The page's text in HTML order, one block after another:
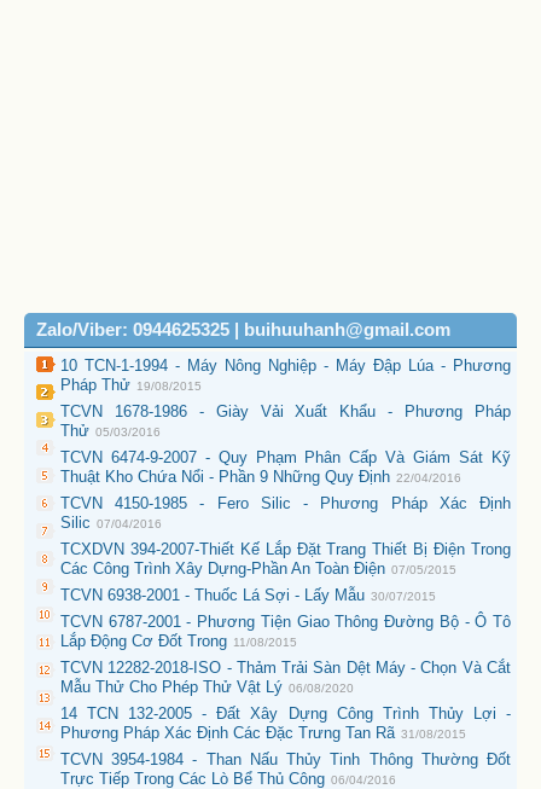
Zalo/Viber: 0944625325 | buihuuhanh@gmail.com
10 TCN-1-1994 - Máy Nông Nghiệp - Máy Đập Lúa - Phương
Pháp Thử 19/08/2015
TCVN 1678-1986 - Giày Vải Xuất Khẩu - Phương Pháp
Thử 05/03/2016
TCVN 6474-9-2007 - Quy Phạm Phân Cấp Và Giám Sát Kỹ
Thuật Kho Chứa Nổi - Phần 9 Những Quy Định 22/04/2016
TCVN 4150-1985 - Fero Silic - Phương Pháp Xác Định
Silic 07/04/2016
TCXDVN 394-2007-Thiết Kế Lắp Đặt Trang Thiết Bị Điện Trong
Các Công Trình Xây Dựng-Phần An Toàn Điện 07/05/2015
TCVN 6938-2001 - Thuốc Lá Sợi - Lấy Mẫu 30/07/2015
TCVN 6787-2001 - Phương Tiện Giao Thông Đường Bộ - Ô Tô
Lắp Động Cơ Đốt Trong 11/08/2015
TCVN 12282-2018-ISO - Thảm Trải Sàn Dệt Máy - Chọn Và Cắt
Mẫu Thử Cho Phép Thử Vật Lý 06/08/2020
14 TCN 132-2005 - Đất Xây Dựng Công Trình Thủy Lợi -
Phương Pháp Xác Định Các Đặc Trưng Tan Rã 31/08/2015
TCVN 3954-1984 - Than Nấu Thủy Tinh Thông Thường Đốt
Trực Tiếp Trong Các Lò Bể Thủ Công 06/04/2016